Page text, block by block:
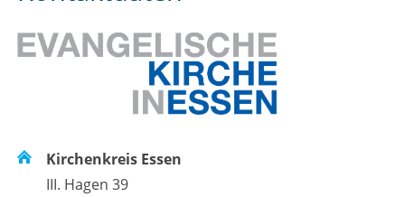
Kirchenkreis Essen
III. Hagen 39